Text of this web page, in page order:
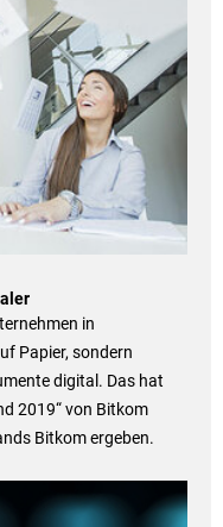
in
Papier, sondern
digital. Das hat
2019“ von Bitkom
Bitkom ergeben.